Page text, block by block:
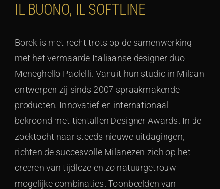
IL BUONO, IL SOFTLINE
Borek is met recht trots op de samenwerking
met het vermaarde Italiaanse designer duo
Meneghello Paolelli. Vanuit hun studio in Milaan
ontwerpen zij sinds 2007 spraakmakende
producten. Innovatief en internationaal
bekroond met tientallen Designer Awards. In de
zoektocht naar steeds nieuwe uitdagingen,
richten de succesvolle Milanezen zich op het
creëren van tijdloze en zo natuurgetrouw
mogelijke combinaties. Toonbeelden van